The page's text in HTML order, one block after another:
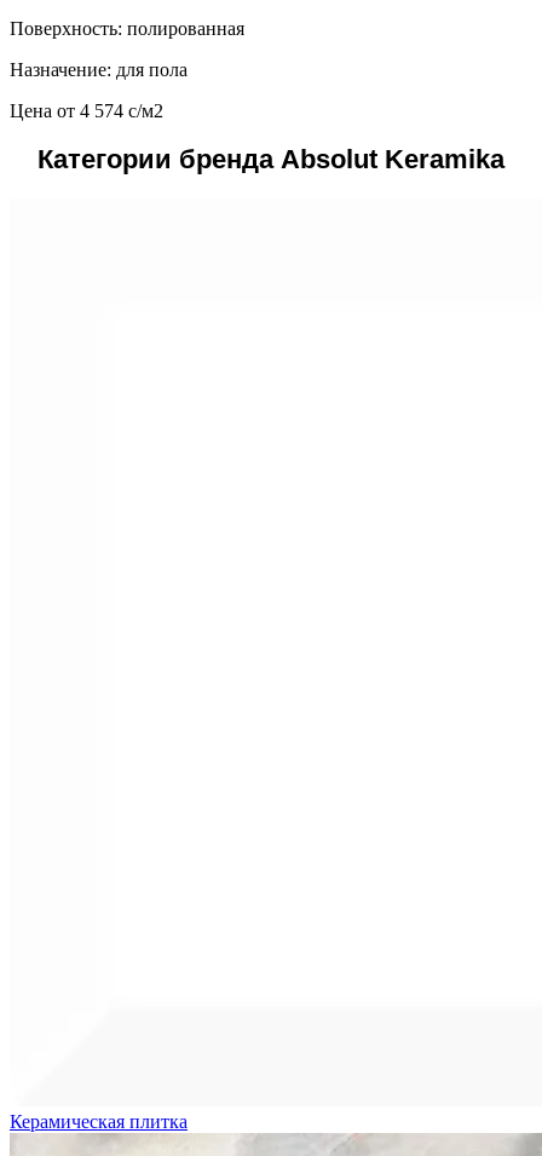
Поверхность: полированная
Назначение: для пола
Цена от 4 574 c/м2
Категории бренда Absolut Keramika
Керамическая плитка